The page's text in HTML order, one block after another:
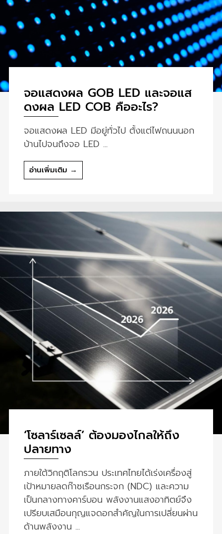
จอแสดงผล GOB LED และจอแส
ดงผล LED COB คืออะไร?
จอแสดงผล LED มีอยู่ทั่วไป ตั้งแต่ไฟถนนนอก
บ้านไปจนถึงจอ LED ...
อ่านเพิ่มเติม →
‘โซลาร์เซลล์’ ต้องมองไกลให้ถึง
ปลายทาง
ภายใต้วิกฤติโลกรวน ประเทศไทยได้เร่งเครื่องสู่
เป้าหมายลดก๊าซเรือนกระจก (NDC) และความ
เป็นกลางทางคาร์บอน พลังงานแสงอาทิตย์จึง
เปรียบเสมือนกุญแจดอกสำคัญในการเปลี่ยนผ่าน
ด้านพลังงาน ...